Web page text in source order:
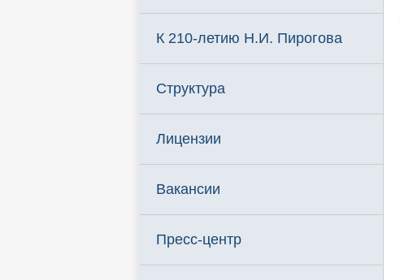
К 210-летию Н.И. Пирогова
Структура
Лицензии
Вакансии
Пресс-центр